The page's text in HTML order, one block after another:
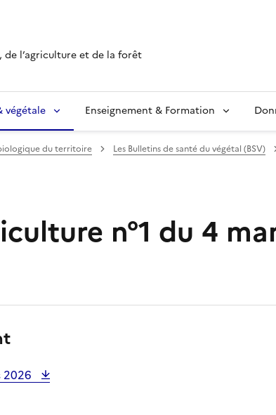
l’agriculture et de la forêt
végétale Enseignement & Formation
du territoire Les Bulletins de santé du végétal (BSV)
n°1 du 4
2026